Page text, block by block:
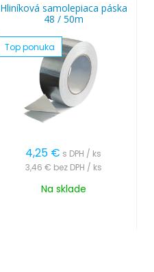
Hliníková samolepiaca páska
48 / 50m
Top ponuka
4,25 € s DPH / ks
3,46 € bez DPH / ks
Na sklade